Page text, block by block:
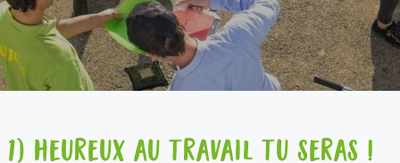
1) Heureux au travail tu seras !